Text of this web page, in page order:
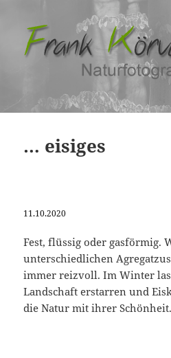
… eisiges
11.10.2020
Fest, flüssig oder gasförmig.
unterschiedlichen
immer reizvoll. Im Winter
Landschaft erstarren und
die Natur mit ihrer